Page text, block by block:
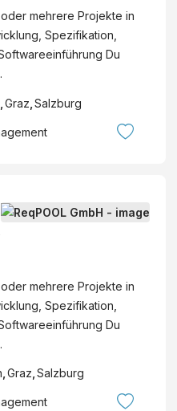
mehrere Projekte in
Spezifikation,
Du
Graz Salzburg
mehrere Projekte in
Spezifikation,
Du
Graz Salzburg